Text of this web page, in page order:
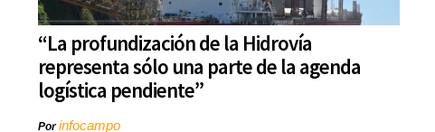
“La profundización de la Hidrovía
representa sólo una parte de la agenda
logística pendiente”
Porinfocampo